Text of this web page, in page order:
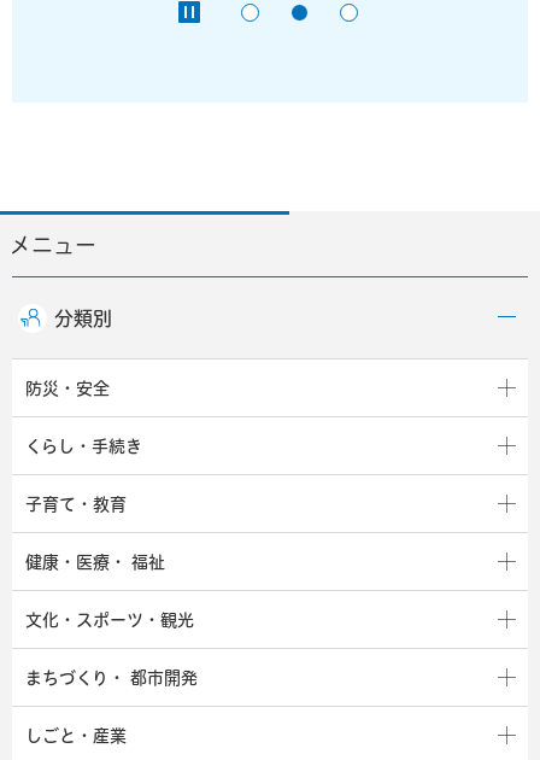
メニュー
分類別
防災・安全
くらし・手続き
子育て・教育
健康・医療・ 福祉
文化・スポーツ・観光
まちづくり・ 都市開発
しごと・産業